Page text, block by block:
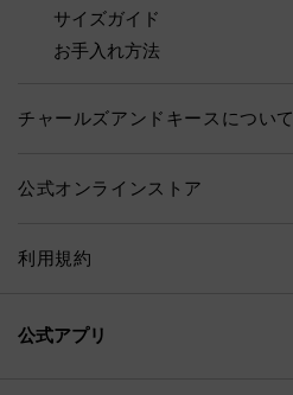
サイズガイド
お手入れ方法
チャールズアンドキースについて
公式オンラインストア
利用規約
公式アプリ